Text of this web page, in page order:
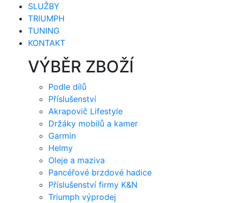
SLUŽBY
TRIUMPH
TUNING
KONTAKT
VÝBĚR ZBOŽÍ
Podle dílů
Příslušenství
Akrapovič Lifestyle
Držáky mobilů a kamer
Garmin
Helmy
Oleje a maziva
Pancéřové brzdové hadice
Příslušenství firmy K&N
Triumph výprodej